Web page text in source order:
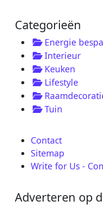
Categorieën
Energie
Interieur
Keuken
Lifestyle
Tuin
Contact
Sitemap
Write for Us -
Adverteren op